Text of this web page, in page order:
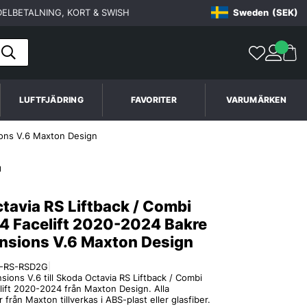
KORT & SWISH Sweden (SEK)
LUFTFJÄDRING FAVORITER VARUMÄRKEN
V.6 Maxton Design
RS Liftback / Combi
Facelift 2020-2024 Bakre
V.6 Maxton Design
RSD2G
V.6 till Skoda Octavia RS Liftback / Combi
2020-2024 från Maxton Design. Alla
från Maxton tillverkas i ABS-plast eller glasfiber.